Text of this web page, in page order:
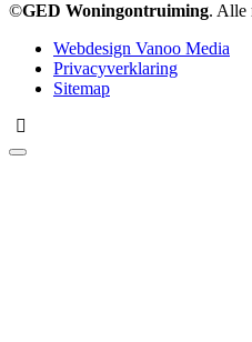
©GED Woningontruiming. Alle
Webdesign Vanoo Media
Privacyverklaring
Sitemap